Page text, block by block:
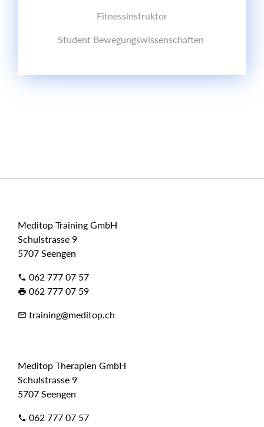
Fitnessinstruktor
Student Bewegungswissenschaften
Meditop Training GmbH
Schulstrasse 9
5707 Seengen
phone 062 777 07 57
print 062 777 07 59
mail_outline training@meditop.ch
Meditop Therapien GmbH
Schulstrasse 9
5707 Seengen
phone 062 777 07 57